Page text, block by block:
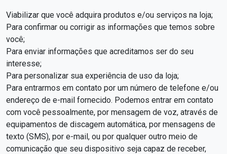
Viabilizar que você adquira produtos e/ou serviços na loja;
Para confirmar ou corrigir as informações que temos sobre
você;
Para enviar informações que acreditamos ser do seu
interesse;
Para personalizar sua experiência de uso da loja;
Para entrarmos em contato por um número de telefone e/ou
endereço de e-mail fornecido. Podemos entrar em contato
com você pessoalmente, por mensagem de voz, através de
equipamentos de discagem automática, por mensagens de
texto (SMS), por e-mail, ou por qualquer outro meio de
comunicação que seu dispositivo seja capaz de receber,